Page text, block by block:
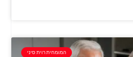
המומחית רוית סיני